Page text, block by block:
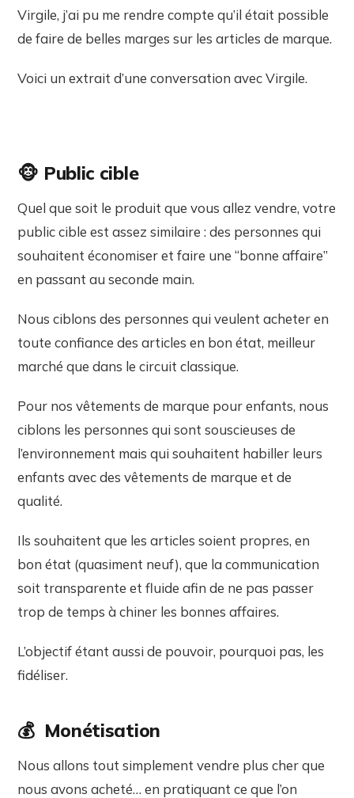
Virgile, j’ai pu me rendre compte qu’il était possible
de faire de belles marges sur les articles de marque.
Voici un extrait d’une conversation avec Virgile.
🐵 Public cible
Quel que soit le produit que vous allez vendre, votre
public cible est assez similaire : des personnes qui
souhaitent économiser et faire une “bonne affaire”
en passant au seconde main.
Nous ciblons des personnes qui veulent acheter en
toute confiance des articles en bon état, meilleur
marché que dans le circuit classique.
Pour nos vêtements de marque pour enfants, nous
ciblons les personnes qui sont souscieuses de
l’environnement mais qui souhaitent habiller leurs
enfants avec des vêtements de marque et de
qualité.
Ils souhaitent que les articles soient propres, en
bon état (quasiment neuf), que la communication
soit transparente et fluide afin de ne pas passer
trop de temps à chiner les bonnes affaires.
L’objectif étant aussi de pouvoir, pourquoi pas, les
fidéliser.
💰 Monétisation
Nous allons tout simplement vendre plus cher que
nous avons acheté… en pratiquant ce que l’on